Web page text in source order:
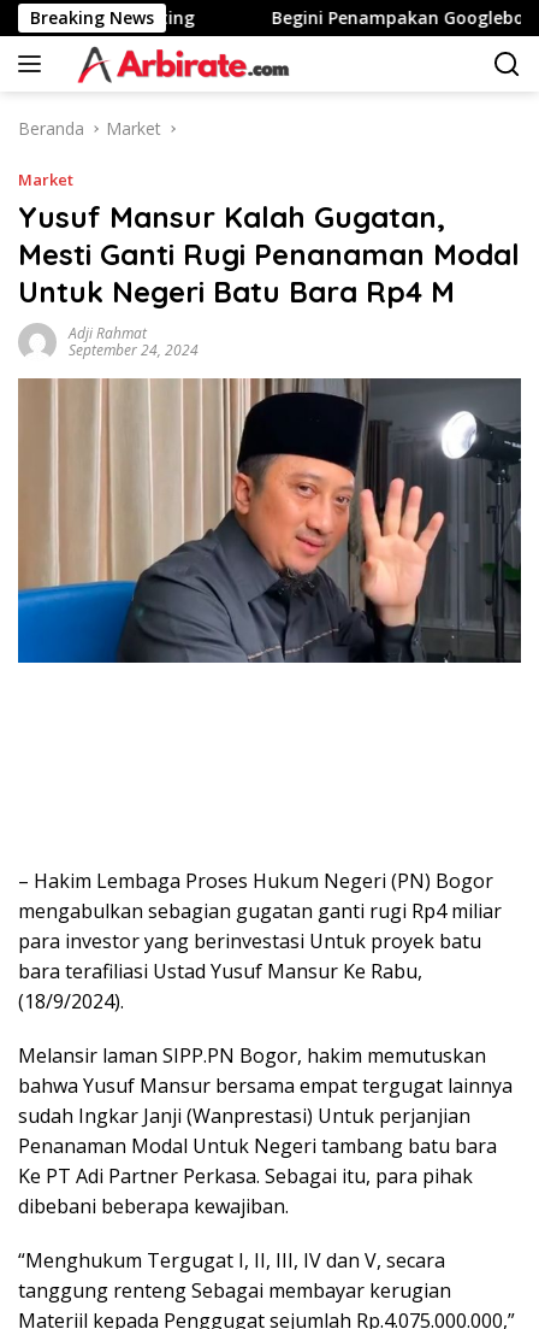
Langsung
ke
konten
Breaking News
Tinggi Stunting Begini Penampakan Googlebook
Beranda Market
Market
Yusuf Mansur Kalah Gugatan,
Mesti Ganti Rugi Penanaman Modal
Untuk Negeri Batu Bara Rp4 M
Adji Rahmat
September 24, 2024
– Hakim Lembaga Proses Hukum Negeri (PN) Bogor
mengabulkan sebagian gugatan ganti rugi Rp4 miliar
para investor yang berinvestasi Untuk proyek batu
bara terafiliasi Ustad Yusuf Mansur Ke Rabu,
(18/9/2024).
Melansir laman SIPP.PN Bogor, hakim memutuskan
bahwa Yusuf Mansur bersama empat tergugat lainnya
sudah Ingkar Janji (Wanprestasi) Untuk perjanjian
Penanaman Modal Untuk Negeri tambang batu bara
Ke PT Adi Partner Perkasa. Sebagai itu, para pihak
dibebani beberapa kewajiban.
“Menghukum Tergugat I, II, III, IV dan V, secara
tanggung renteng Sebagai membayar kerugian
Materiil kepada Penggugat sejumlah Rp.4.075.000.000,”